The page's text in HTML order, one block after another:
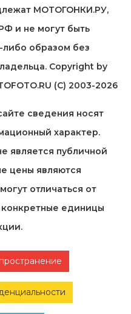
МОТОГОНКИ.РУ,
и не могут быть
либо образом без
Copyright by
(C) 2003-2026
сведения носят
характер.
является публичной
цены являются
отличаться от
единицы